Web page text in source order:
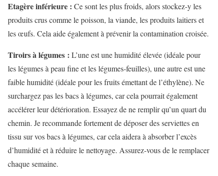
Etagère inférieure : Ce sont les plus froids, alors stockez-y les
produits crus comme le poisson, la viande, les produits laitiers et
les œufs. Cela aide également à prévenir la contamination croisée.
Tiroirs à légumes : L’une est une humidité élevée (idéale pour
les légumes à peau fine et les légumes-feuilles), une autre est une
faible humidité (idéale pour les fruits émettant de l’éthylène). Ne
surchargez pas les bacs à légumes, car cela pourrait également
accélérer leur détérioration. Essayez de ne remplir qu’un quart du
chemin. Je recommande fortement de déposer des serviettes en
tissu sur vos bacs à légumes, car cela aidera à absorber l’excès
d’humidité et à réduire le nettoyage. Assurez-vous de le remplacer
chaque semaine.